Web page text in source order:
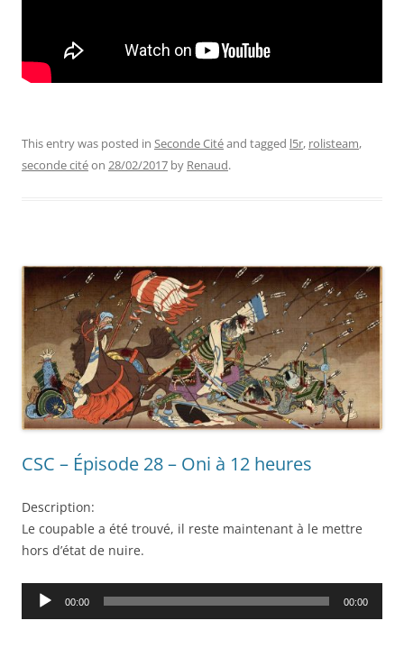
This entry was posted in Seconde Citéand tagged l5r, rolisteam,
seconde citéon 28/02/2017 by Renaud.
CSC – Épisode 28 – Oni à 12 heures
Description:
Le coupable a été trouvé, il reste maintenant à le mettre
hors d’état de nuire.
Audio
00:00 00:00